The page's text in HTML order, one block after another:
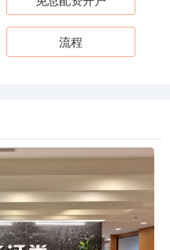
流程